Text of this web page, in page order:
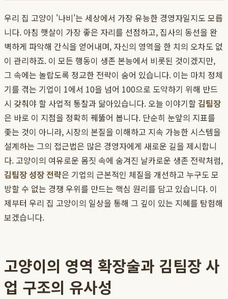
우리 집 고양이 '나비'는 세상에서 가장 유능한 경영자일지도 모릅
니다. 아침 햇살이 가장 좋은 자리를 선점하고, 집사의 동선을 완
벽하게 파악해 간식을 얻어내며, 자신의 영역을 한 치의 오차도 없
이 관리하죠. 이 모든 행동이 생존 본능에서 비롯된 것이겠지만,
그 속에는 놀랍도록 정교한 전략이 숨어 있습니다. 이는 마치 정체
기를 겪는 기업이 1에서 10을 넘어 100으로 도약하기 위해 반드
시 갖춰야 할 사업적 통찰과 닮아있습니다. 오늘 이야기할김팀장
은 바로 이 지점을 정확히 꿰뚫어 봅니다. 단순히 눈앞의 지표를
좇는 것이 아니라, 시장의 본질을 이해하고 지속 가능한 시스템을
설계하는 그의 접근법은 많은 경영자에게 새로운 길을 제시합니
다. 고양이의 여유로운 몸짓 속에 숨겨진 날카로운 생존 전략처럼,
김팀장 성장 전략은 기업의 근본적인 체질을 개선하고 누구도 모
방할 수 없는 경쟁 우위를 만드는 핵심 원리를 담고 있습니다. 이
제부터 우리 집 고양이의 일상을 통해 그 깊이 있는 지혜를 탐험해
보겠습니다.
고양이의 영역 확장술과 김팀장 사
업 구조의 유사성